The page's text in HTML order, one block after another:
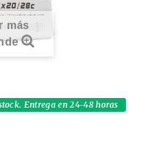
más
Entrega en 24-48 horas